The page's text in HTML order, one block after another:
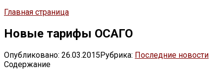
Главная страница
Новые тарифы ОСАГО
Опубликовано: 26.03.2015Рубрика: Последние новости
Содержание